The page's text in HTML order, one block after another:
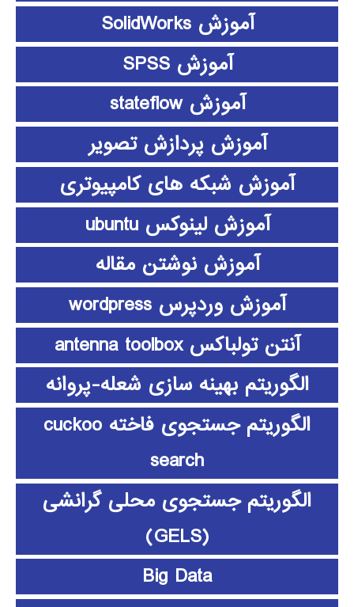
آموزش SolidWorks
آموزش SPSS
آموزش stateflow
آموزش پردازش تصویر
آموزش شبکه های کامپیوتری
آموزش لینوکس ubuntu
آموزش نوشتن مقاله
آموزش وردپرس wordpress
آنتن تولباکس antenna toolbox
الگوریتم بهینه سازی شعله-پروانه
الگوریتم جستجوی فاخته cuckoo
search
الگوریتم جستجوی محلی گرانشی
(GELS)
Big Data